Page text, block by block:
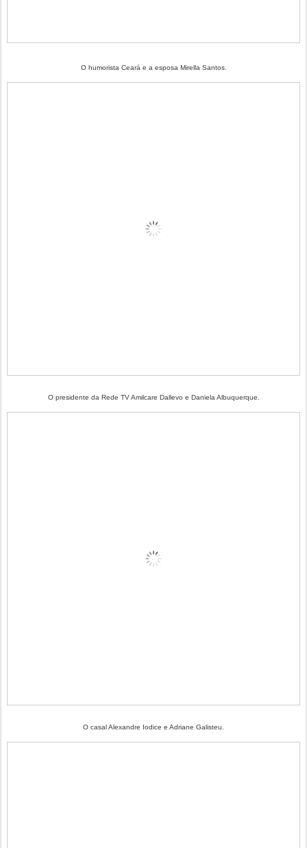
O humorista Ceará e a esposa Mirella Santos.
O presidente da Rede TV Amilcare Dallevo e Daniela Albuquerque.
O casal Alexandre Iodice e Adriane Galisteu.